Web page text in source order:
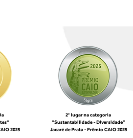
2° lugar na categoria
“Sustentabilidade - Diversidade”
Jacaré de Prata -Prêmio CAIO 2025
2025